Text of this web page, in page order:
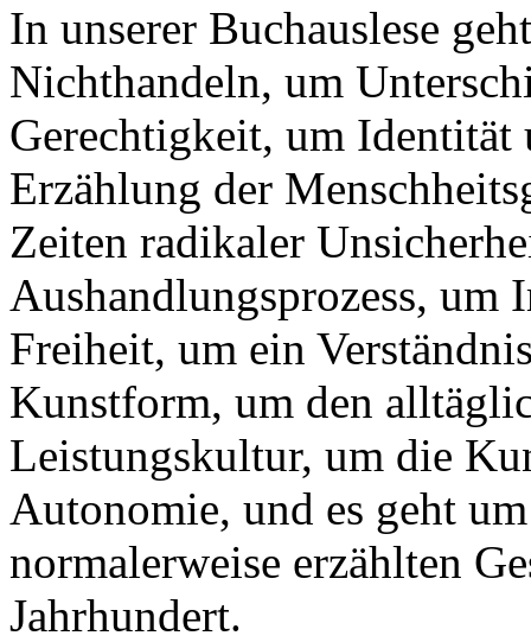
In unserer Buchauslese
Nichthandeln, um
Gerechtigkeit, um Identität
Erzählung der
Zeiten radikaler
Aushandlungsprozess, um
Freiheit, um ein
Kunstform, um den
Leistungskultur, um die
Autonomie, und es geht
normalerweise erzählten
Jahrhundert.